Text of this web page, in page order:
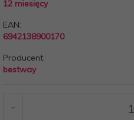
12 miesięcy
EAN:
6942138900170
Producent:
bestway